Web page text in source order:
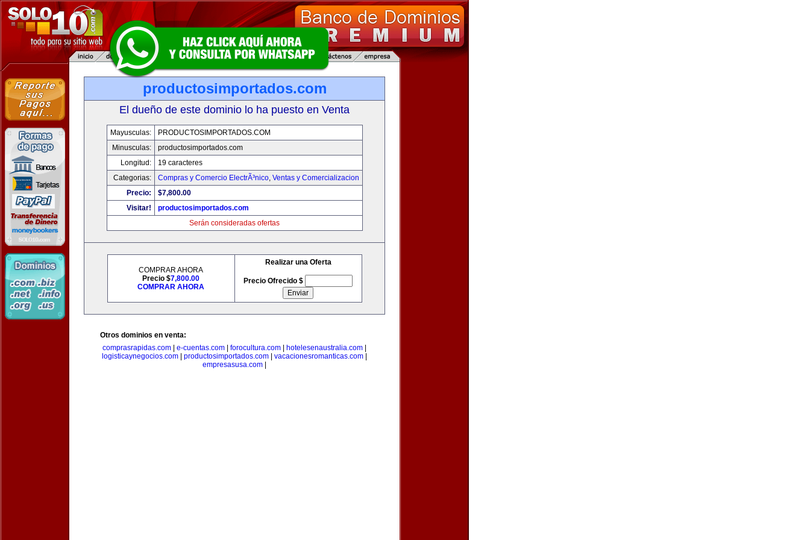
productosimportados.com
El dueño de este dominio lo ha puesto en Venta
Mayusculas:
PRODUCTOSIMPORTADOS.COM
Minusculas:
productosimportados.com
Longitud:
19 caracteres
Categorias:
Compras y Comercio ElectrÃ³nico, Ventas y Comercializacion
Precio:
$7,800.00
Visitar!
productosimportados.com
Serán consideradas ofertas
COMPRAR AHORA
Precio $7,800.00
COMPRAR AHORA
Realizar una Oferta
Precio Ofrecido $
Otros dominios en venta:
comprasrapidas.com
e-cuentas.com forocultura.com hotelesenaustralia.com
logisticaynegocios.com
productosimportados.com vacacionesromanticas.com
empresasusa.com